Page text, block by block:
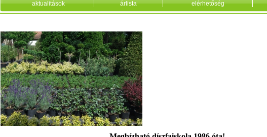
aktualitások árlista elérhetőség